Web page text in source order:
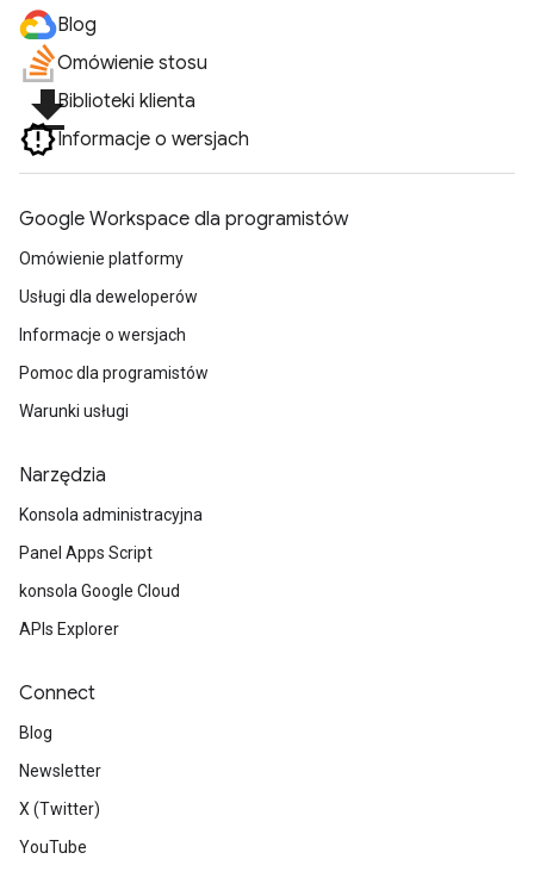
Blog
Omówienie stosu
file_downloadBiblioteki klienta
Informacje o wersjach
Google Workspace dla programistów
Omówienie platformy
Usługi dla deweloperów
Informacje o wersjach
Pomoc dla programistów
Warunki usługi
Narzędzia
Konsola administracyjna
Panel Apps Script
konsola Google Cloud
APIs Explorer
Connect
Blog
Newsletter
X (Twitter)
YouTube